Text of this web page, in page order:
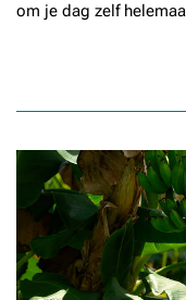
om je dag zelf